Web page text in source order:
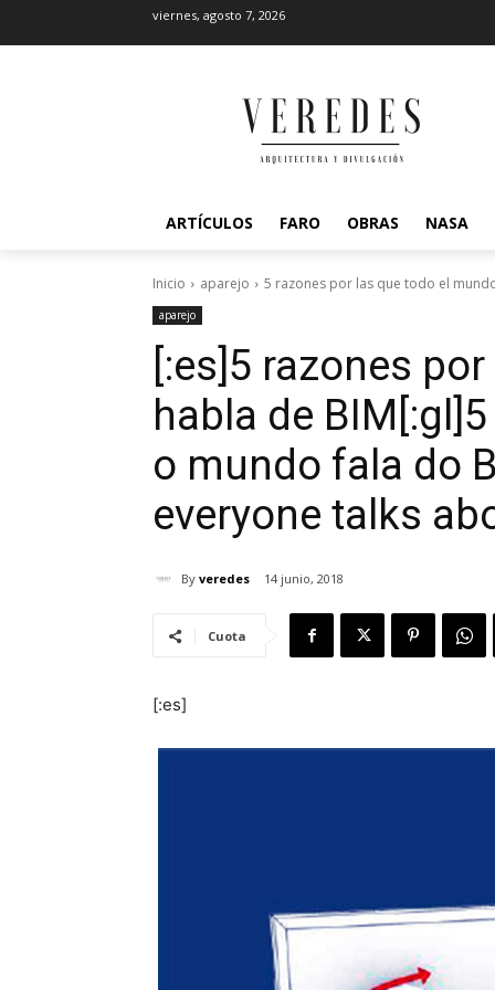
viernes, agosto 7, 2026
ARTÍCULOS FARO OBRAS NASA
Inicio aparejo 5 razones por las que todo el
aparejo
[:es]5 razones
habla de
o mundo fala do
everyone talks
By veredes 14 junio, 2018
Cuota
[:es]